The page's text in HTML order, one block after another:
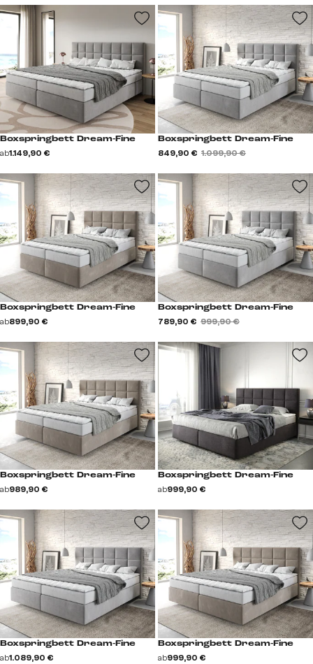
Boxspringbett Dream-Fine
ab1.149,90 €
Boxspringbett Dream-Fine
849,90 € 1.099,90 €
Boxspringbett Dream-Fine
ab899,90 €
Boxspringbett Dream-Fine
789,90 € 999,90 €
Boxspringbett Dream-Fine
ab989,90 €
Boxspringbett Dream-Fine
ab999,90 €
Boxspringbett Dream-Fine
ab1.089,90 €
Boxspringbett Dream-Fine
ab999,90 €